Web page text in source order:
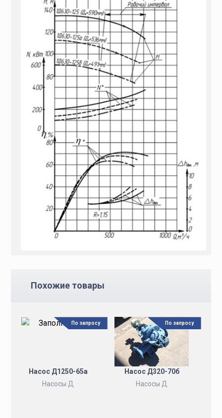
Похожие товары
Насос Д1250-65а
Насосы Д
По запросу
Насос Д320-70б
Насосы Д
По запросу